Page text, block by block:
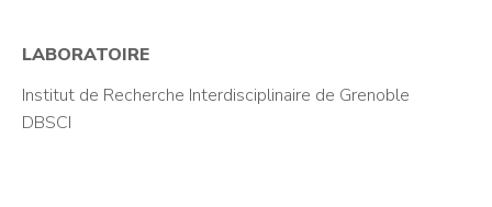
LABORATOIRE
Institut de Recherche Interdisciplinaire de Grenoble
DBSCI